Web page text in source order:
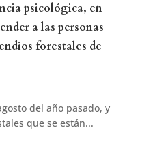
psicológica, en
a las personas
forestales de
del año pasado, y
que se están...